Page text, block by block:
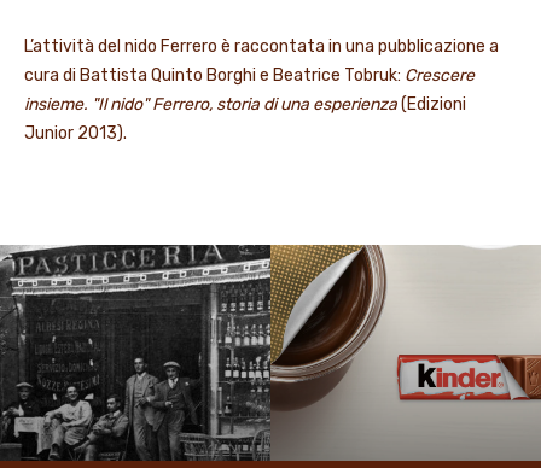
L’attività del nido Ferrero è raccontata in una pubblicazione a
cura di Battista Quinto Borghi e Beatrice Tobruk: Crescere
insieme. "Il nido" Ferrero, storia di una esperienza(Edizioni
Junior 2013).